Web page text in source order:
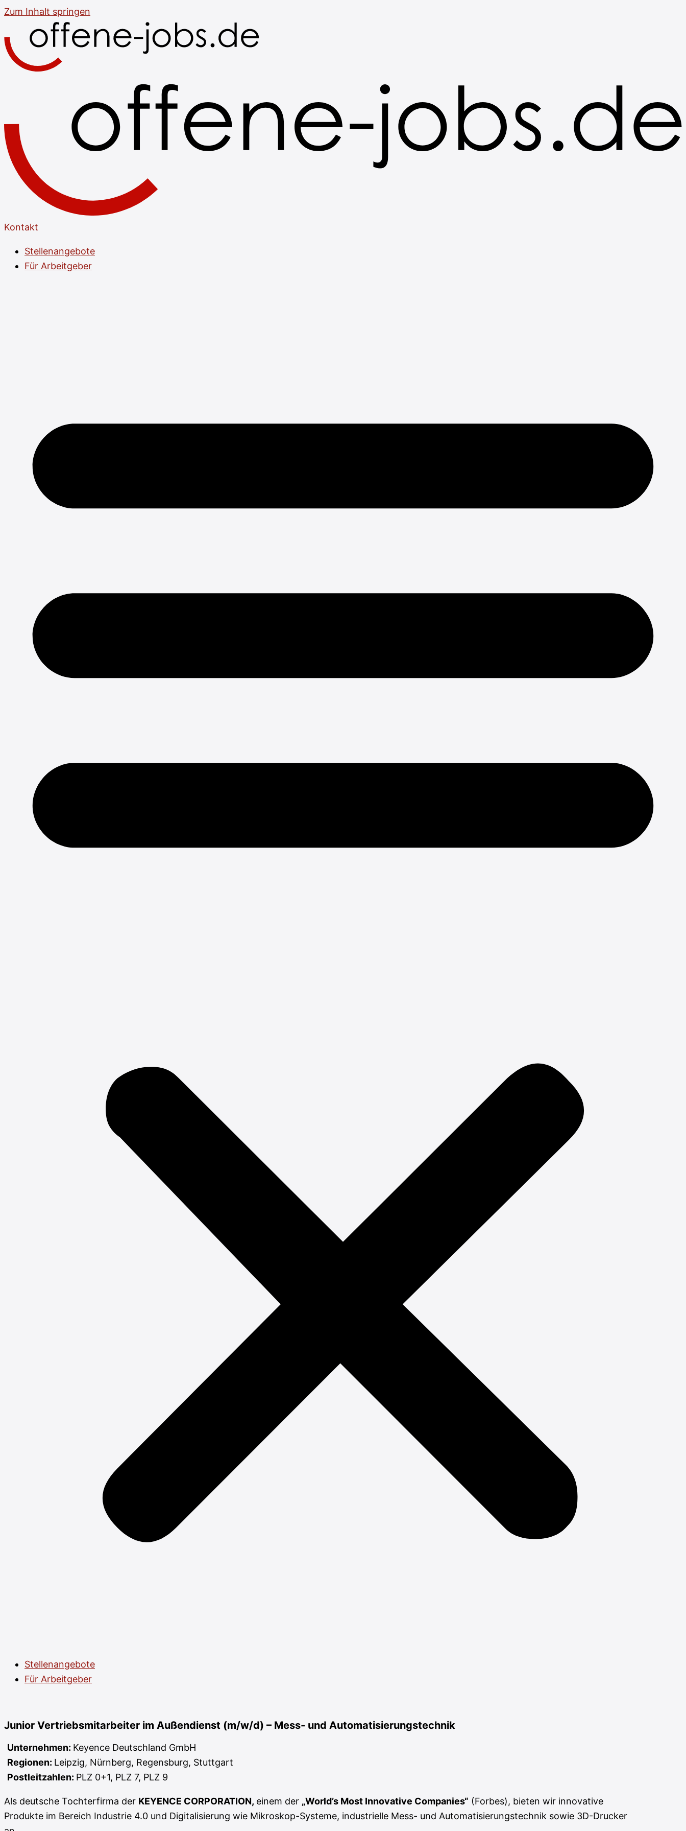
Zum Inhalt springen
Kontakt
Stellenangebote
Für Arbeitgeber
Stellenangebote
Für Arbeitgeber
Junior Vertriebsmitarbeiter im Außendienst (m/w/d) – Mess- und Automatisierungstechnik
Unternehmen: Keyence Deutschland GmbH
Regionen: Leipzig Nürnberg Regensburg Stuttgart
Postleitzahlen: PLZ 0+1 PLZ 7 PLZ 9
Als deutsche Tochterfirma der KEYENCE CORPORATION, einem der „World’s Most Innovative Companies“ (Forbes), bieten wir innovative
Produkte im Bereich Industrie 4.0 und Digitalisierung wie Mikroskop-Systeme, industrielle Mess- und Automatisierungstechnik sowie 3D-Drucker